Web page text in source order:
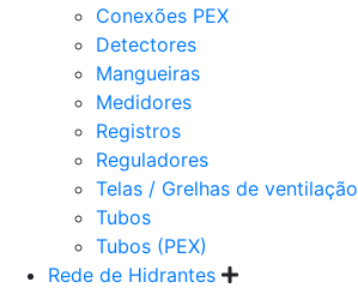
Conexões PEX
Detectores
Mangueiras
Medidores
Registros
Reguladores
Telas / Grelhas de ventilação
Tubos
Tubos (PEX)
Rede de Hidrantes